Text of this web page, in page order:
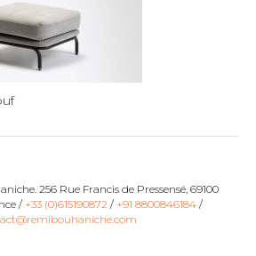
256 Rue Francis de Pressensé, 69100
/ +33 (0)615190872/ +91 8800846184/